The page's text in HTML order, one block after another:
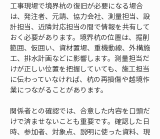
工事現場で境界杭の復旧が必要になる場合
は、発注者、元請、協力会社、測量担当、設
計担当、近隣対応担当の間で情報を共有して
おく必要があります。境界杭の位置は、掘削
範囲、仮囲い、資材置場、重機動線、外構施
工、排水計画などに影響します。測量担当だ
けが正しい位置を把握していても、施工担当
に伝わっていなければ、杭の再損傷や越境作
業につながることがあります。
関係者との確認では、合意した内容を口頭だ
けで済ませないことも重要です。確認した日
時、参加者、対象点、説明に使った資料、現